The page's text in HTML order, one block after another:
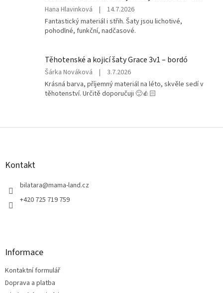
Hodnocení
produktu
je
5
5
hvězdiček.
Hana Hlavinková |
14.7.2026
Fantastický materiál i střih. Šaty jsou lichotivé,
pohodlné, funkční, nadčasové.
Těhotenské a kojicí šaty Grace 3v1 – bordó
Hodnocení
produktu
je
hvězdiček.
Šárka Nováková |
3.7.2026
Krásná barva, příjemný materiál na léto, skvěle sedí v
těhotenství. Určitě doporučuji 🙂👍🏻
Z
Kontakt
bilatara@mama-land.cz
+420 725 719 759
Informace
Kontaktní formulář
Doprava a platba